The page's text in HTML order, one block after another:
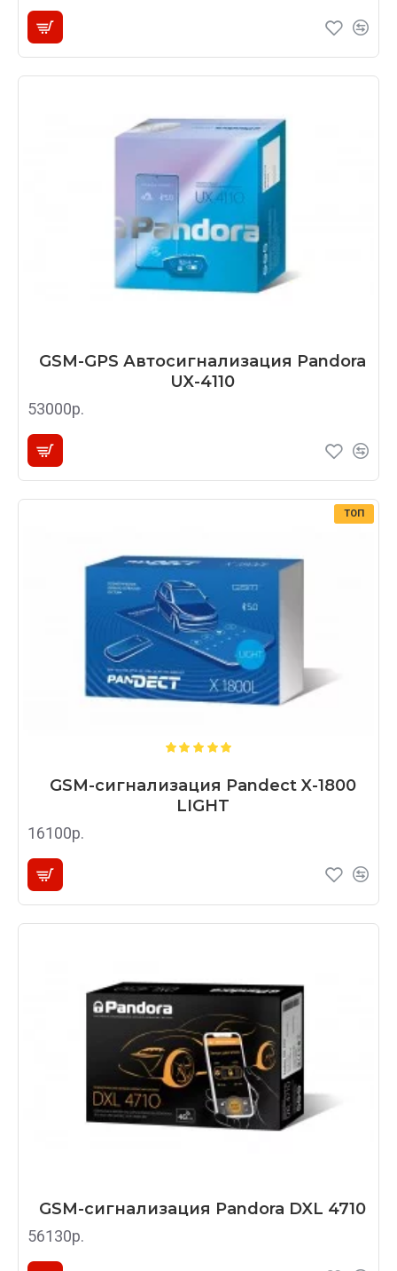
GSM-GPS Автосигнализация Pandora
UX-4110
53000р.
ТОП
GSM-сигнализация Pandect X-1800
LIGHT
16100р.
GSM-сигнализация Pandora DXL 4710
56130р.